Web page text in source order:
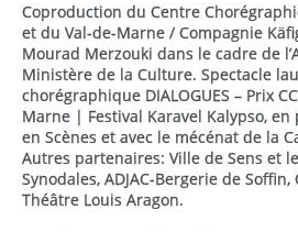
Coproduction du Centre
et du Val-de-Marne / Compagnie
Mourad Merzouki dans le cadre de
Ministère de la Culture. Spectacle
chorégraphique DIALOGUES – Prix
Marne | Festival Karavel Kalypso, en
en Scènes et avec le mécénat de la
Autres partenaires: Ville de Sens et
Synodales, ADJAC-Bergerie de
Théâtre Louis Aragon.